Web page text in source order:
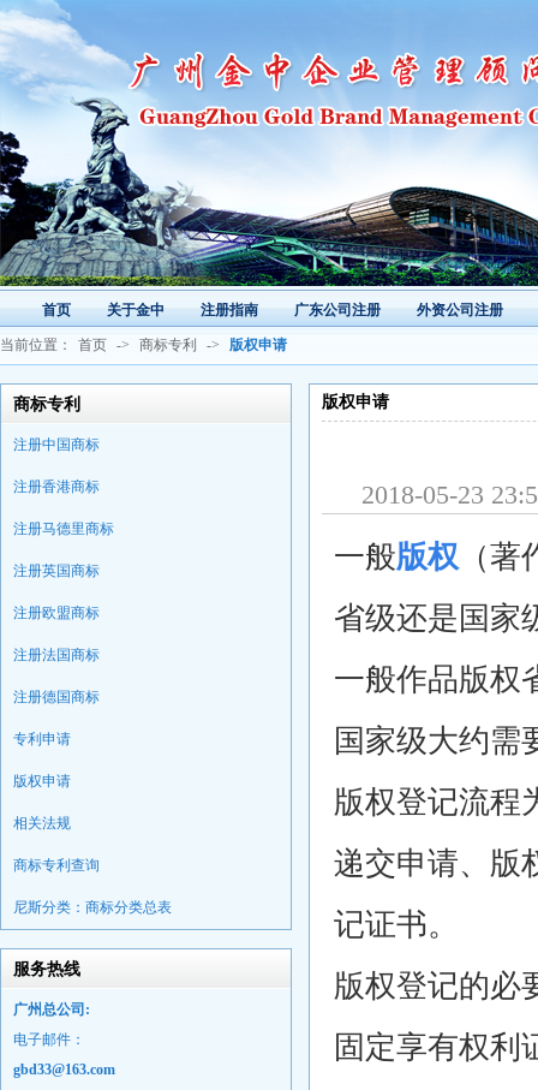
首页 关于金中 注册指南 广东公司注册 外资公司注册
当前位置： 首页 -> 商标专利 -> 版权申请
商标专利
注册中国商标
注册香港商标
注册马德里商标
注册英国商标
注册欧盟商标
注册法国商标
注册德国商标
专利申请
版权申请
相关法规
商标专利查询
尼斯分类：商标分类总表
服务热线
广州总公司:
电子邮件：
gbd33@163.com
版权申请
2018-05-23
一般版权 （
省级还是国家
一般作品版权
国家级大约需
版权登记流程
递交申请、版
记证书。
版权登记的必
固定享有权利